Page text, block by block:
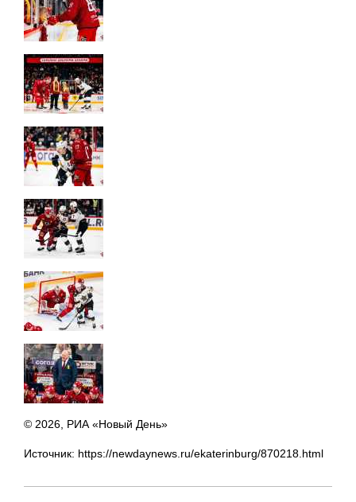
© 2026, РИА «Новый День»
Источник: https://newdaynews.ru/ekaterinburg/870218.html